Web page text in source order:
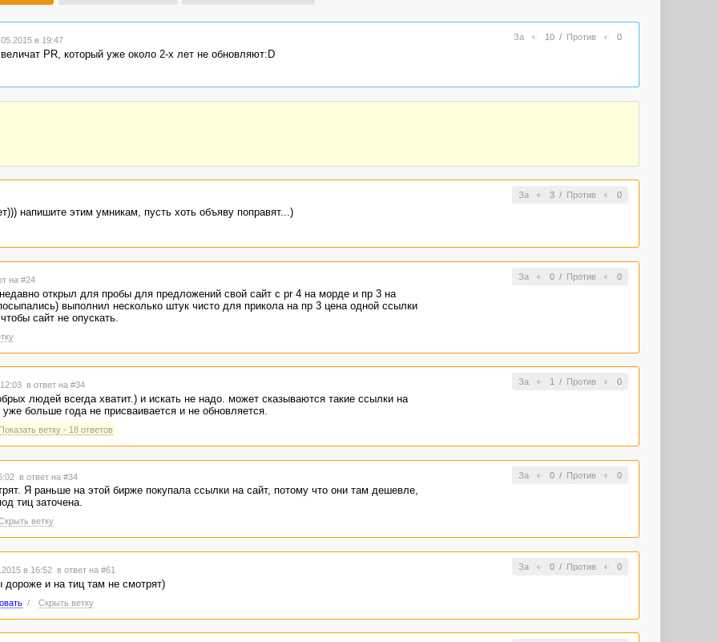
За 10/ Против 0
в 19:47
PR, который уже около 2-х лет не обновляют:D
За 3/ Против 0
напишите этим умникам, пусть хоть объяву поправят...)
За 0/ Против 0
на #24
открыл для пробы для предложений свой сайт с pr 4 на морде и пр 3 на
выполнил несколько штук чисто для прикола на пр 3 цена одной ссылки
сайт не опускать.
За 1 / Против 0
в ответ на #34
людей всегда хватит.) и искать не надо. может сказываются такие ссылки на
больше года не присваивается и не обновляется.
ветку - 18 ответов
За 0/ Против 0
в ответ на #34
Я раньше на этой бирже покупала ссылки на сайт, потому что они там дешевле,
тиц заточена.
ветку
За 0/ Против 0
в 16:52 в ответ на #61
дороже и на тиц там не смотрят)
/ Скрыть ветку